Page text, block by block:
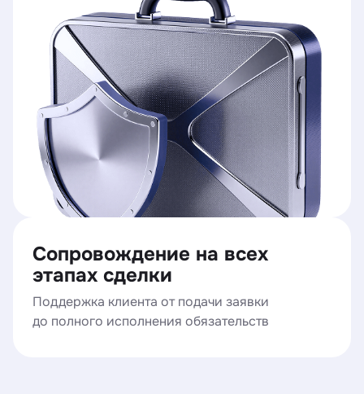
Сопровождение на всех
этапах сделки
Поддержка клиента от подачи заявки
до полного исполнения обязательств